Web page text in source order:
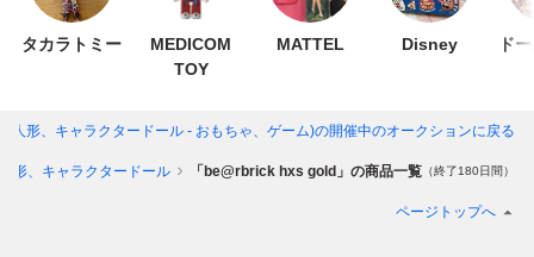
タカラトミー
MEDICOM
TOY
MATTEL Disney ド
人形、キャラクタードール - おもちゃ、ゲーム)の開催中のオークションに戻る
人形、キャラクタードール 「be@rbrick hxs gold」の商品一覧 （終了180日間）
ページトップへ